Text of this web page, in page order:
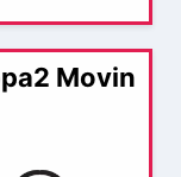
Movin